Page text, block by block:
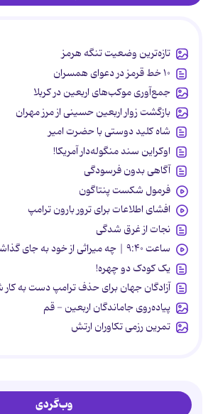
تازه‌ترین وضعیت تنگه هرمز
۱۰ خط قرمز در دعوای همسران
جمع‌آوری موکب‌های اربعین در کربلا
بازگشت زوار اربعین حسینی از مرز مهران
شاه کلید دوستی با حضرت امیر
اوکراین سند منگوله‌دار آمریکا!
آگاهی بدون فرسودگی
فرمول شکست پنتاگون
افشای اطلاعات برای ترور بارون ترامپ
نجات از غرق شدگی
ساعت ۹:۴۰ | چه میراثی از خود به جای گذاشت؟
یک کودک دو چهره!
آزادگان جهان برای حذف ترامپ دست به
پیاده‌روی جاماندگان اربعین - قم
تمرین رزمی تکاوران ارتش
وب‌گردی